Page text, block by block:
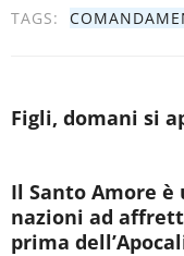
TAGS:
Figli, domani si
Il Santo Amore
nazioni ad
prima